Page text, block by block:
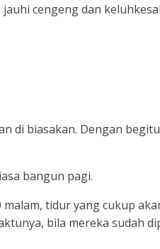
cengeng dan
di biasakan. Dengan
bangun pagi.
tidur yang cukup
bila mereka sudah